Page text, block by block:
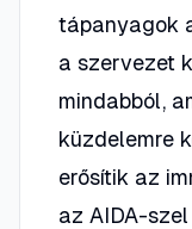
tápanyagok
a szervezet
mindabból,
küzdelemre
erősítik az
az AIDA-